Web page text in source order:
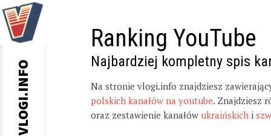
Ranking YouTube
Najbardziej kompletny spis
Na stronie vlogi.info znajdziesz
polskich kanałów na youtube. Znajdziesz
oraz zestawienie kanałów ukraińskich i
VLOGI.INFO